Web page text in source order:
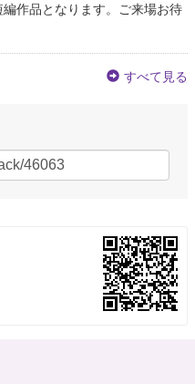
作品となります。ご来場お待
すべて見る